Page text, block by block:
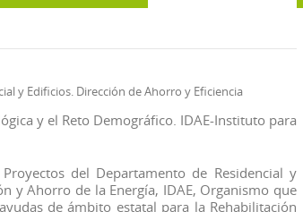
y Edificios. Dirección de Ahorro y Eficiencia
y el Reto Demográfico. IDAE-Instituto para
del Departamento de Residencial y
y Ahorro de la Energía, IDAE, Organismo que
de ámbito estatal para la Rehabilitación